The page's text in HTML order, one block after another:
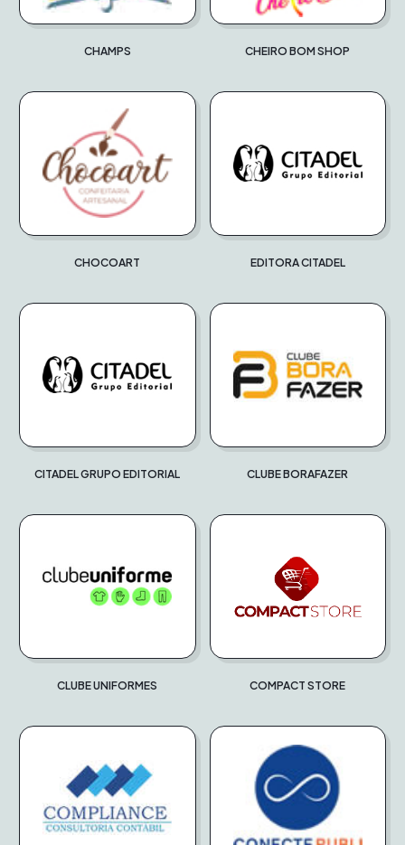
CHAMPS CHEIRO BOM SHOP
CHOCOART EDITORA CITADEL
CITADEL GRUPO EDITORIAL CLUBE BORAFAZER
CLUBE UNIFORMES COMPACT STORE